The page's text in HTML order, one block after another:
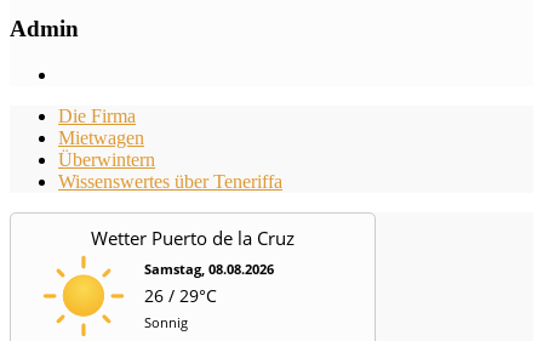
Admin
Die Firma
Mietwagen
Überwintern
Wissenswertes über Teneriffa
Wetter Puerto de la Cruz
Samstag, 08.08.2026
26 / 29°C
Sonnig